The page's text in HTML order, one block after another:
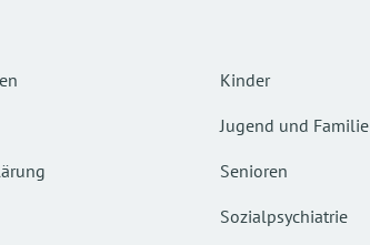
Kinder
Jugend und Familie
Senioren
Sozialpsychiatrie